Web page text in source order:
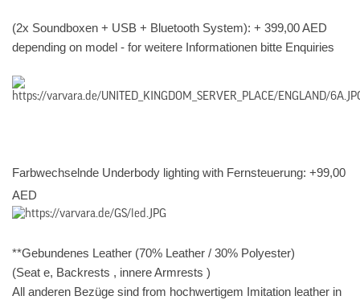
(2x Soundboxen + USB + Bluetooth System): + 399,00 AED
depending on model - for weitere Informationen bitte Enquiries
Farbwechselnde Underbody lighting with Fernsteuerung: +99,00
AED
**Gebundenes Leather (70% Leather / 30% Polyester)
(Seat e, Backrests , innere Armrests )
All anderen Bezüge sind from hochwertigem Imitation leather in